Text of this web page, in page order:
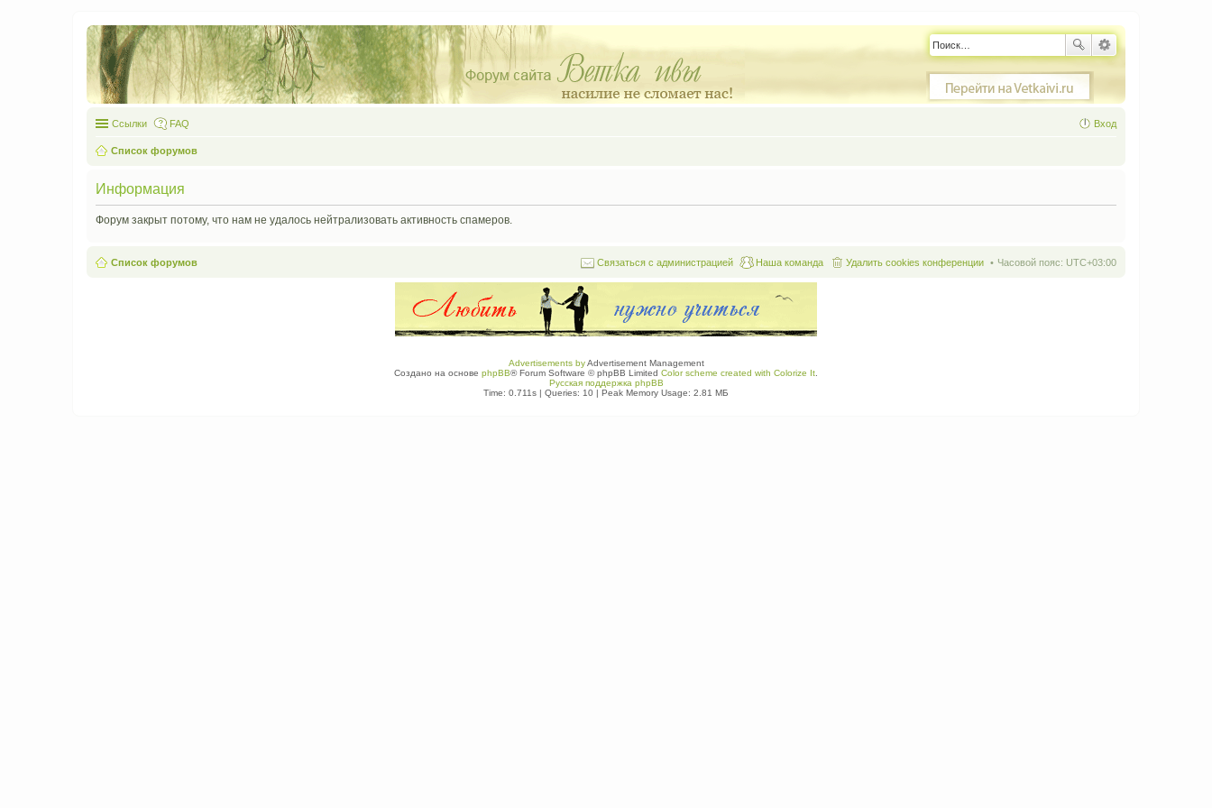
Ссылки FAQ Вход
Список форумов
Информация
Форум закрыт потому, что нам не удалось нейтрализовать активность спамеров.
Список форумов Часовой пояс: UTC+03:00
Удалить cookies конференции
Наша команда
Связаться с администрацией
Advertisements byAdvertisement Management
Создано на основе phpBB® Forum Software © phpBB Limited Color scheme created with Colorize It
Русская поддержка phpBB
Time: 0.711s | Queries: 10 | Peak Memory Usage: 2.81 МБ